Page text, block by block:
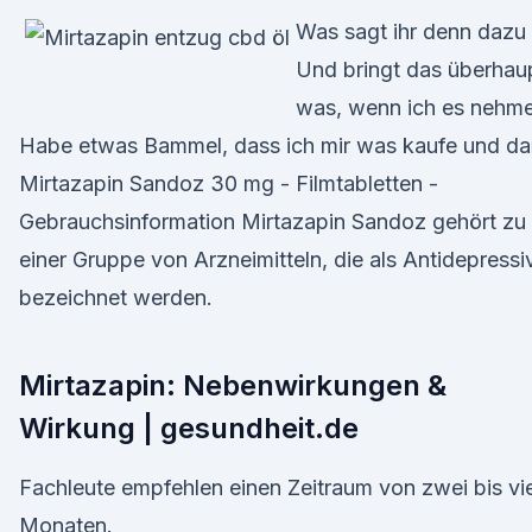
Was sagt ihr denn dazu
Und bringt das
was, wenn ich es
Habe etwas Bammel, dass ich mir was kaufe und
Mirtazapin Sandoz 30 mg - Filmtabletten -
Gebrauchsinformation Mirtazapin Sandoz gehört zu
einer Gruppe von Arzneimitteln, die als
bezeichnet werden.
Mirtazapin: Nebenwirkungen &
Wirkung | gesundheit.de
Fachleute empfehlen einen Zeitraum von zwei bis
Monaten.